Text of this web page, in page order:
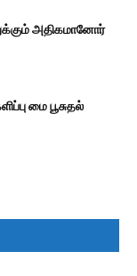
அதிகமானோர்
மை பூசுதல்